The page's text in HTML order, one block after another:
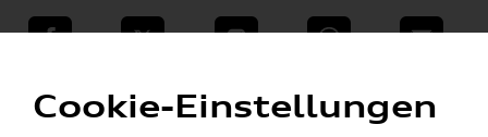
teilen Twitter Instagram WhatsApp E-Mail
VW Shop - VW Originalteile und Zubehör »
» » Pedalkappen
Cookie-Einstellungen